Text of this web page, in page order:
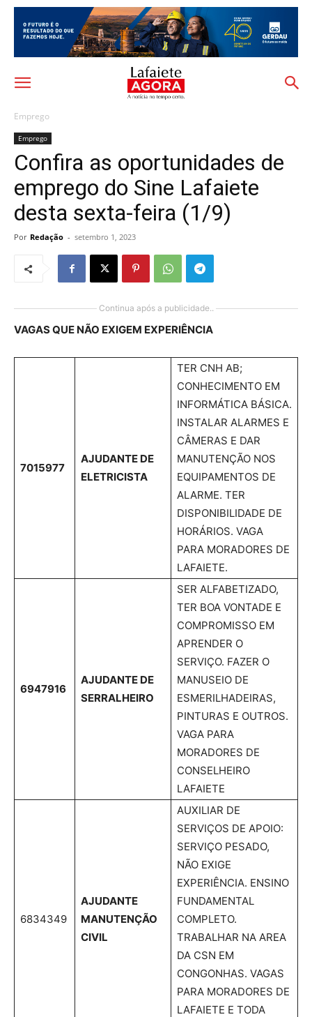
Emprego
Emprego
Confira as oportunidades de
emprego do Sine Lafaiete
desta sexta-feira (1/9)
Por Redação - setembro 1, 2023
Continua após a publicidade..
VAGAS QUE NÃO EXIGEM EXPERIÊNCIA
7015977
AJUDANTE DE
ELETRICISTA
TER CNH AB;
CONHECIMENTO EM
INFORMÁTICA BÁSICA.
INSTALAR ALARMES E
CÂMERAS E DAR
MANUTENÇÃO NOS
EQUIPAMENTOS DE
ALARME. TER
DISPONIBILIDADE DE
HORÁRIOS. VAGA
PARA MORADORES DE
LAFAIETE.
6947916
AJUDANTE DE
SERRALHEIRO
SER ALFABETIZADO,
TER BOA VONTADE E
COMPROMISSO EM
APRENDER O
SERVIÇO. FAZER O
MANUSEIO DE
ESMERILHADEIRAS,
PINTURAS E OUTROS.
VAGA PARA
MORADORES DE
CONSELHEIRO
LAFAIETE
6834349
AJUDANTE
MANUTENÇÃO
CIVIL
AUXILIAR DE
SERVIÇOS DE APOIO:
SERVIÇO PESADO,
NÃO EXIGE
EXPERIÊNCIA. ENSINO
FUNDAMENTAL
COMPLETO.
TRABALHAR NA AREA
DA CSN EM
CONGONHAS. VAGAS
PARA MORADORES DE
LAFAIETE E TODA